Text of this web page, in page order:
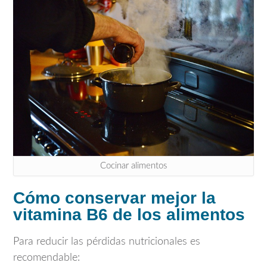
Cocinar alimentos
Cómo conservar mejor la
vitamina B6 de los alimentos
Para reducir las pérdidas nutricionales es
recomendable: